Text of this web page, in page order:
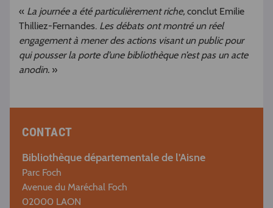
« La journée a été particulièrement riche, conclut Emilie
Thilliez-Fernandes. Les débats ont montré un réel
engagement à mener des actions visant un public pour
qui pousser la porte d’une bibliothèque n’est pas un acte
anodin. »
CONTACT
Bibliothèque départementale de l'Aisne
Parc Foch
Avenue du Maréchal Foch
02000 LAON